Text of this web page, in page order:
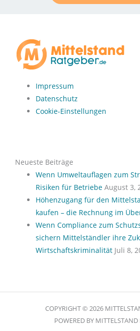
Impressum
Datenschutz
Cookie-Einstellungen
Neueste Beiträge
Wenn Umweltauflagen zum
Risiken für Betriebe August 3,
Höhenzugang für den
kaufen – die Rechnung im
Wenn Compliance zum
sichern Mittelständler ihre
Wirtschaftskriminalität Juli 8,
COPYRIGHT © 2026
POWERED BY MITTELSTAND